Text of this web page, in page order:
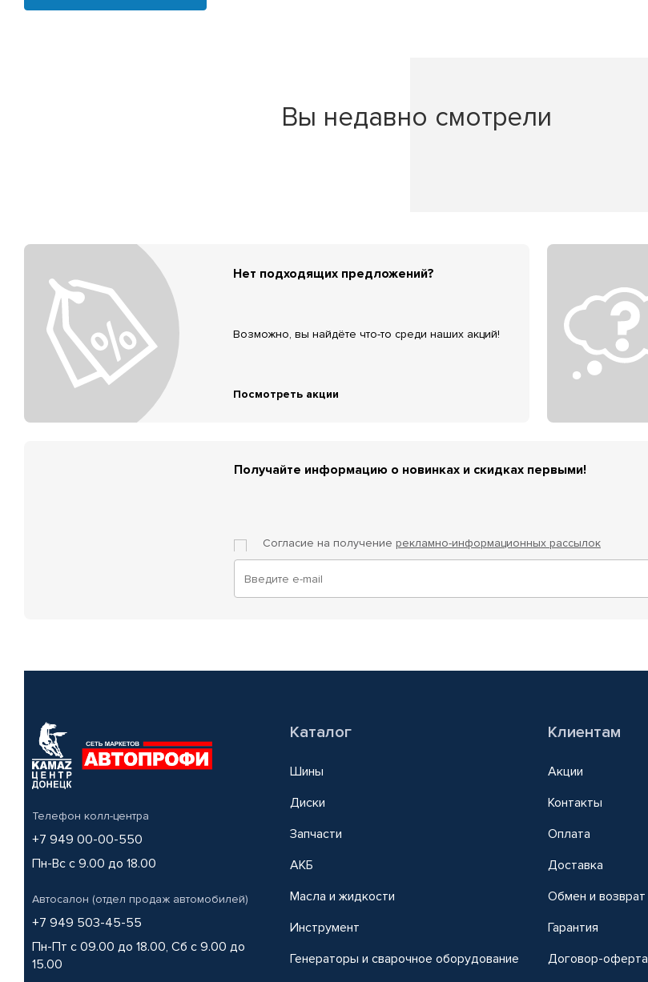
Вы недавно смотрели
Нет подходящих предложений?
Возможно, вы найдёте что-то среди наших акций!
Посмотреть акции
Получайте информацию о новинках и скидках первыми!
Согласие на получение рекламно-информационных рассылок
Телефон колл-центра
+7 949 00-00-550
Пн-Вс с 9.00 до 18.00
Автосалон (отдел продаж автомобилей)
+7 949 503-45-55
Пн-Пт с 09.00 до 18.00, Сб с 9.00 до
15.00
Каталог
Шины
Диски
Запчасти
АКБ
Масла и жидкости
Инструмент
Генераторы и сварочное оборудование
Клиентам
Акции
Контакты
Оплата
Доставка
Обмен и возврат
Гарантия
Договор-оферта